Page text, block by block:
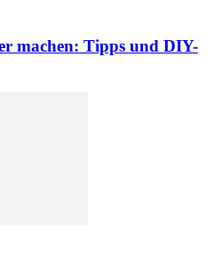
machen: Tipps und DIY-